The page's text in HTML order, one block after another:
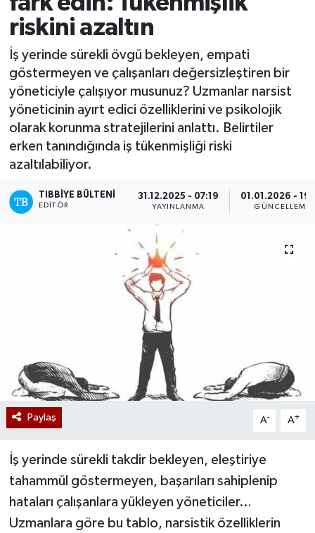
riskini azaltın
İş yerinde sürekli övgü bekleyen, empati
göstermeyen ve çalışanları değersizleştiren bir
yöneticiyle çalışıyor musunuz? Uzmanlar narsist
yöneticinin ayırt edici özelliklerini ve psikolojik
olarak korunma stratejilerini anlattı. Belirtiler
erken tanındığında iş tükenmişliği riski
azaltılabiliyor.
TIBBIYE BÜLTENI
EDITÖR
31.12.2025 - 07:19
YAYINLANMA
01.01.2026 -
GÜNCELLEME
Paylaş A- A+
İş yerinde sürekli takdir bekleyen, eleştiriye
tahammül göstermeyen, başarıları sahiplenip
hataları çalışanlara yükleyen yöneticiler…
Uzmanlara göre bu tablo, narsistik özelliklerin
Mevzuat